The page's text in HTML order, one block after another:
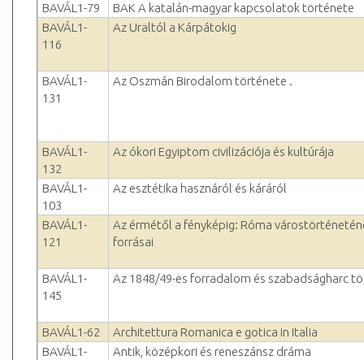
BAVÁL1-79
BAK A katalán-magyar kapcsolatok története
BAVÁL1-
116
Az Uraltól a Kárpátokig
BAVÁL1-
131
Az Oszmán Birodalom története .
BAVÁL1-
132
Az ókori Egyiptom civilizációja és kultúrája
BAVÁL1-
103
Az esztétika hasznáról és káráról
BAVÁL1-
121
Az érmétől a fényképig: Róma
forrásai
BAVÁL1-
145
Az 1848/49-es forradalom és szabadságharc
BAVÁL1-62
Architettura Romanica e gotica in Italia
BAVÁL1-
Antik, középkori és reneszánsz dráma